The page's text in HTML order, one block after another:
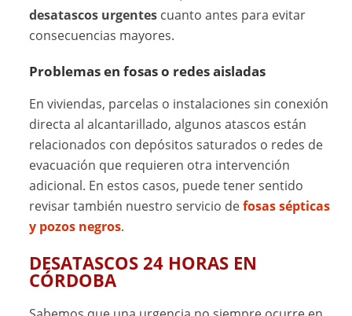
desatascos urgentes cuanto antes para evitar
consecuencias mayores.
Problemas en fosas o redes aisladas
En viviendas, parcelas o instalaciones sin conexión
directa al alcantarillado, algunos atascos están
relacionados con depósitos saturados o redes de
evacuación que requieren otra intervención
adicional. En estos casos, puede tener sentido
revisar también nuestro servicio defosas sépticas
y pozos negros.
DESATASCOS 24 HORAS EN
CÓRDOBA